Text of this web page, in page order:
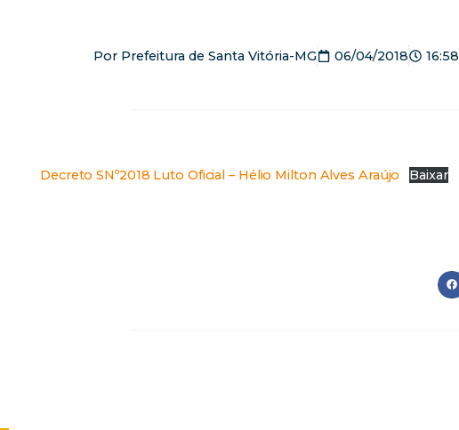
Por Prefeitura de Santa Vitória-MG 06/04/2018 16:58
Decreto SNº2018 Luto Oficial – Hélio Milton Alves Araújo Baixar